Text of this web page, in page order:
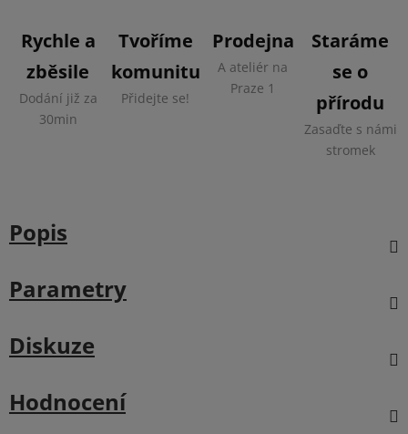
Rychle a
zběsile
Dodání již za
30min
Tvoříme
komunitu
Přidejte se!
Prodejna
A ateliér na
Praze 1
Staráme
se o
přírodu
Zasaďte s námi
stromek
Popis
Parametry
Diskuze
Hodnocení